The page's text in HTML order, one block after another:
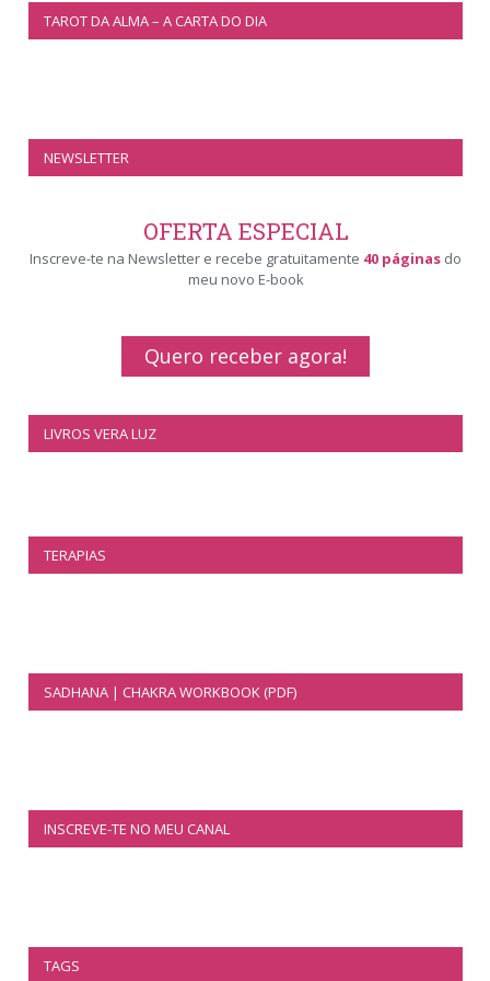
TAROT DA ALMA – A CARTA DO DIA
NEWSLETTER
OFERTA ESPECIAL
Inscreve-te na Newsletter e recebe gratuitamente 40 páginas do
meu novo E-book
Quero receber agora!
LIVROS VERA LUZ
TERAPIAS
SADHANA | CHAKRA WORKBOOK (PDF)
INSCREVE-TE NO MEU CANAL
TAGS